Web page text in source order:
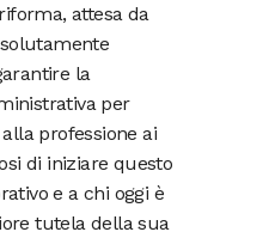
attesa da
la
per
professione ai
di iniziare questo
e a chi oggi è
tutela della sua